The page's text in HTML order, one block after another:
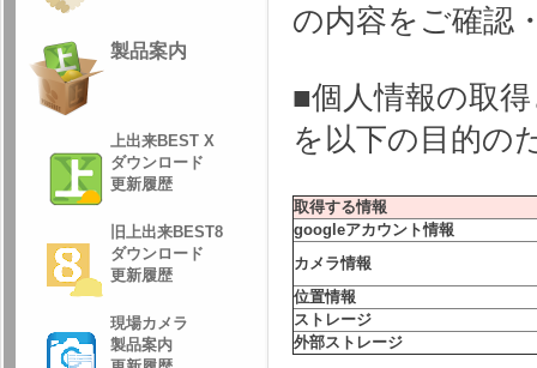
の内容をご確認
■個人情報の取
を以下の目的の
取得する情報
googleアカウント情報
カメラ情報
位置情報
ストレージ
外部ストレージ
製品案内
上出来BEST X
ダウンロード
更新履歴
旧上出来BEST8
ダウンロード
更新履歴
現場カメラ
製品案内